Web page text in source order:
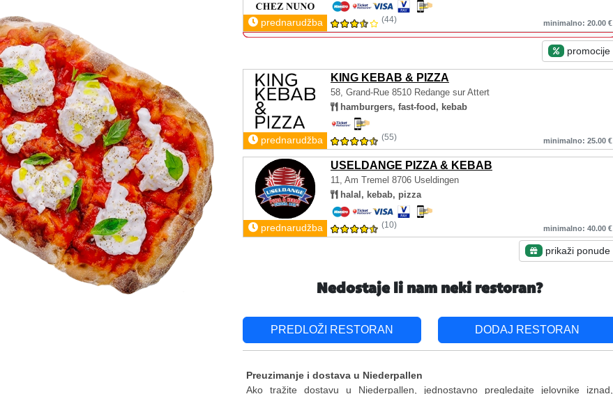
prednarudžba (44) minimalno: 20.00 €
promocije
KING KEBAB & PIZZA
58, Grand-Rue 8510 Redange sur Attert
hamburgers, fast-food, kebab
prednarudžba (55) minimalno: 25.00 €
USELDANGE PIZZA & KEBAB
11, Am Tremel 8706 Useldingen
halal, kebab, pizza
prednarudžba (10) minimalno: 40.00 €
prikaži ponude
Nedostaje li nam neki restoran?
PREDLOŽI RESTORAN DODAJ RESTORAN
Preuzimanje i dostava u Niederpallen
Ako tražite dostavu u Niederpallen, jednostavno pregledajte jelovnike iznad,